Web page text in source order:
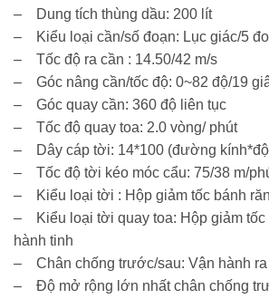
– Dung tích thùng dầu: 200 lít
– Kiểu loại cần/số đoạn: Lục giác/5
– Tốc độ ra cần : 14.50/42 m/s
– Góc nâng cần/tốc độ: 0~82 độ/19
– Góc quay cần: 360 độ liên tục
– Tốc độ quay toa: 2.0 vòng/ phút
– Dây cáp tời: 14*100 (đường
– Tốc độ tời kéo móc cẩu: 75/38 m/
– Kiểu loại tời : Hộp giảm tốc bánh
– Kiểu loại tời quay toa: Hộp giảm tốc
hành tinh
– Chân chống trước/sau: Vận hành
– Độ mở rộng lớn nhất chân chống